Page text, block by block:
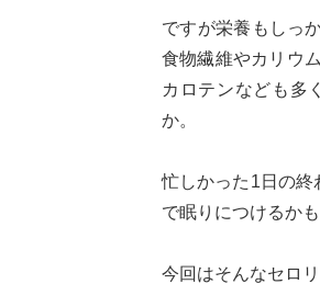
ですが栄養もしっ
食物繊維やカリウ
カロテンなども多
か。
忙しかった1日の終
で眠りにつけるか
今回はそんなセロ